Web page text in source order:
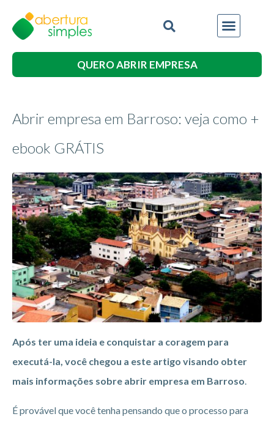
QUERO ABRIR EMPRESA
Abrir empresa em Barroso: veja como +
ebook GRÁTIS
Após ter uma ideia e conquistar a coragem para
executá-la, você chegou a este artigo visando obter
mais informações sobre abrir empresa em Barroso
É provável que você tenha pensando que o processo para